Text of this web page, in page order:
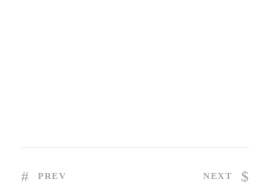
PREV NEXT